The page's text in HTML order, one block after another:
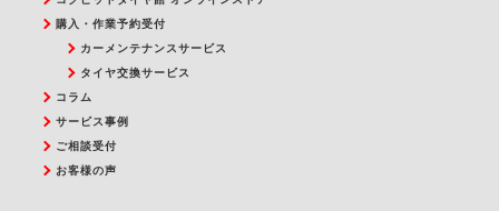
購入・作業予約受付
カーメンテナンスサービス
タイヤ交換サービス
コラム
サービス事例
ご相談受付
お客様の声